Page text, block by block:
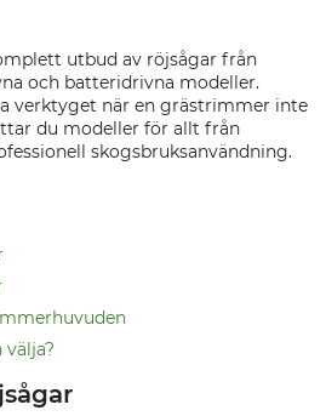
utbud av röjsågar från
och batteridrivna modeller.
verktyget när en grästrimmer inte
du modeller för allt från
skogsbruksanvändning.